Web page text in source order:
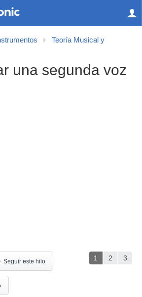
Teoría Musical y
una segunda voz
1 2 3
Seguir este hilo